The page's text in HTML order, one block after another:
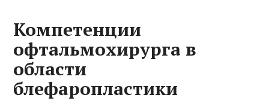
Компетенции
офтальмохирурга в
области
блефаропластики